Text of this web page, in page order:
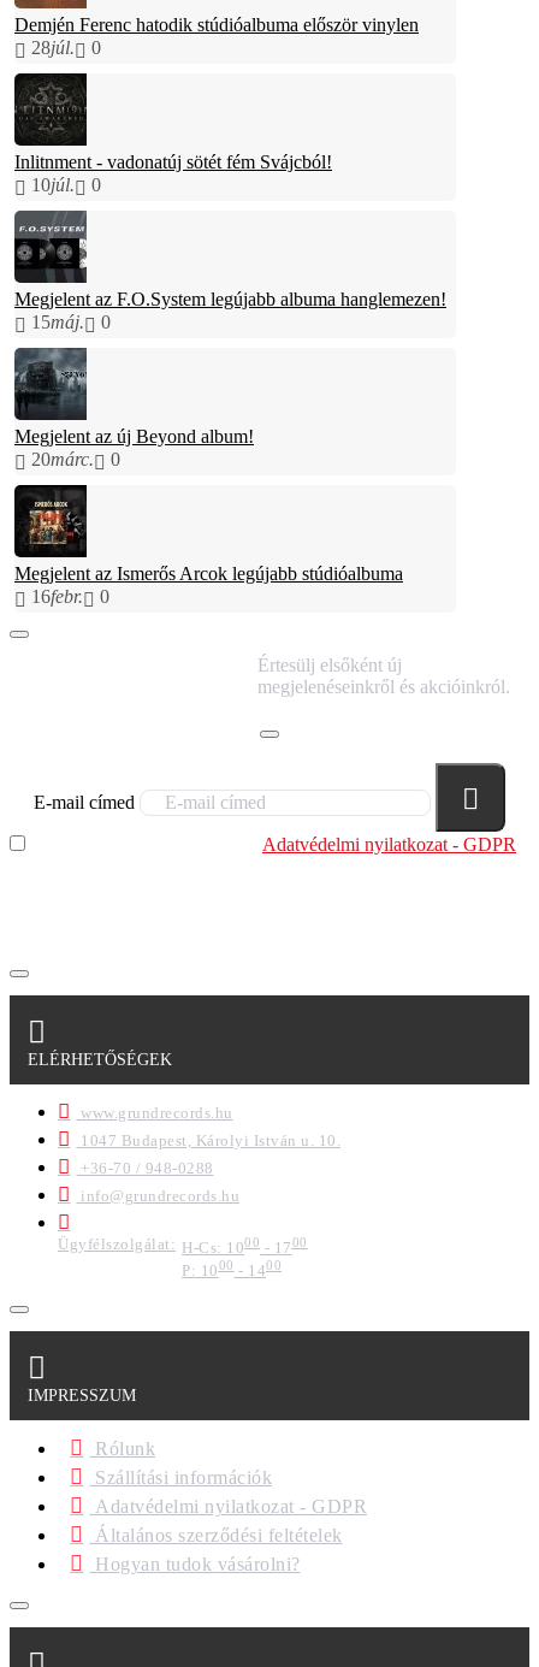
Demjén Ferenc hatodik stúdióalbuma először vinylen
28júl. 0
Inlitnment - vadonatúj sötét fém Svájcból!
10júl. 0
Megjelent az F.O.System legújabb albuma hanglemezen!
15máj. 0
Megjelent az új Beyond album!
20márc. 0
Megjelent az Ismerős Arcok legújabb stúdióalbuma
16febr. 0
Értesülj elsőként új
megjelenéseinkről és akcióinkról.
E-mail címed
Adatvédelmi nyilatkozat - GDPR
ELÉRHETŐSÉGEK
www.grundrecords.hu
1047 Budapest, Károlyi István u. 10.
+36-70 / 948-0288
info@grundrecords.hu
Ügyfélszolgálat: H-Cs: 1000 - 1700
P: 1000- 1400
IMPRESSZUM
Rólunk
Szállítási információk
Adatvédelmi nyilatkozat - GDPR
Általános szerződési feltételek
Hogyan tudok vásárolni?